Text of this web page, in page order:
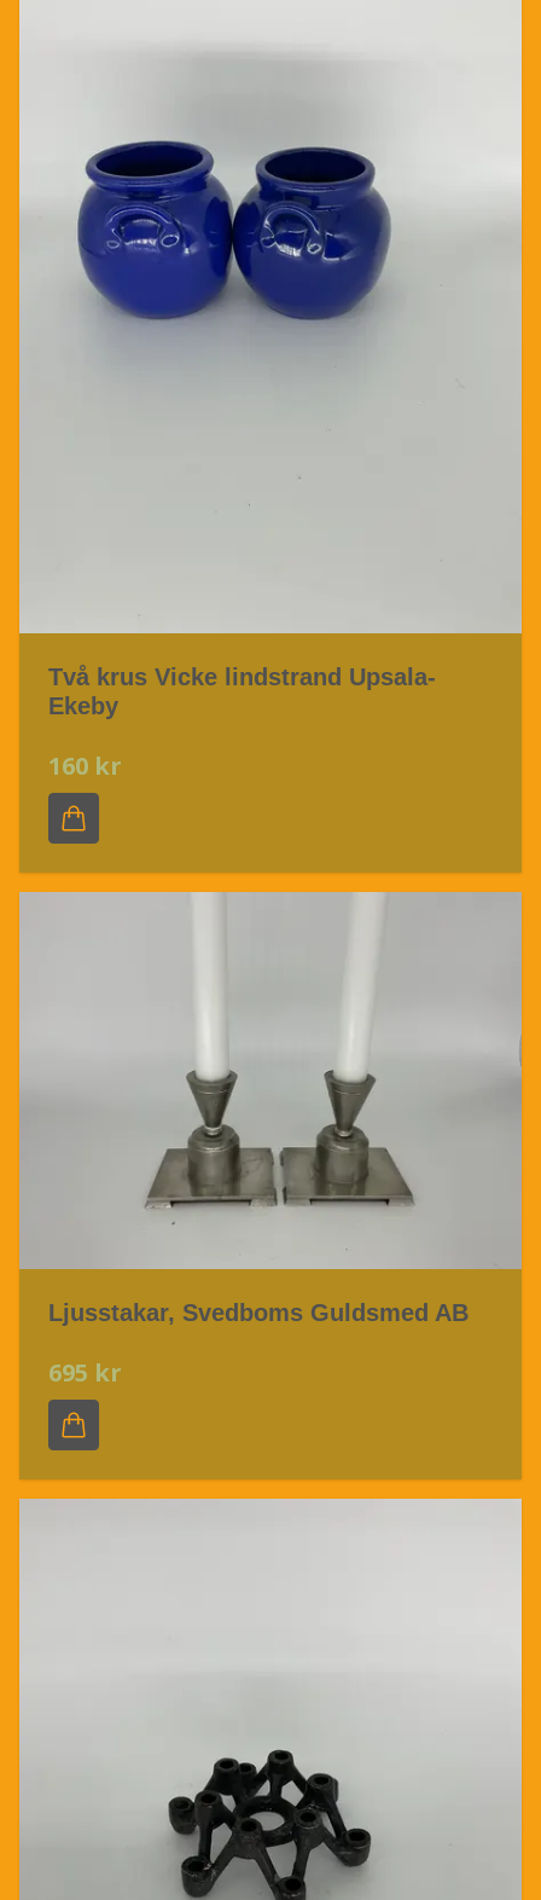
Två krus Vicke lindstrand Upsala-
Ekeby
160 kr
Ljusstakar, Svedboms Guldsmed AB
695 kr